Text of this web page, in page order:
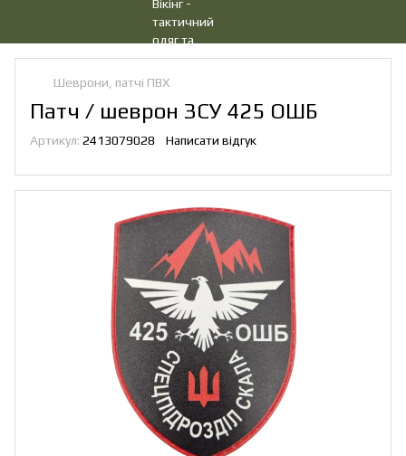
Шеврони, патчі ПВХ
Патч / шеврон ЗСУ 425 ОШБ
Артикул: 2413079028 Написати відгук